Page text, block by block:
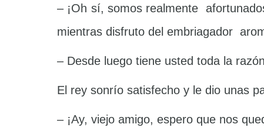
– ¡Oh sí, somos realmente
mientras disfruto del embriagador
– Desde luego tiene usted toda la
El rey sonrío satisfecho y le dio unas
– ¡Ay, viejo amigo, espero que nos